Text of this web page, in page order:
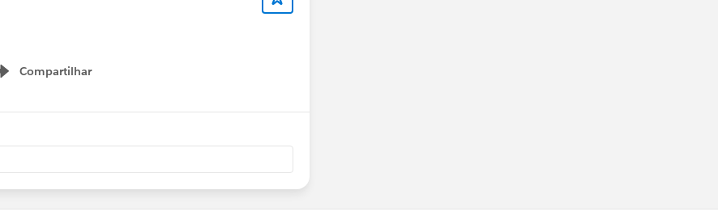
Compartilhar
Show menu